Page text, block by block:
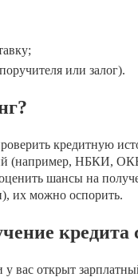
или залог).
кредитную
(например, НБКИ,
шансы на
их можно оспорить.
кредита
у вас открыт